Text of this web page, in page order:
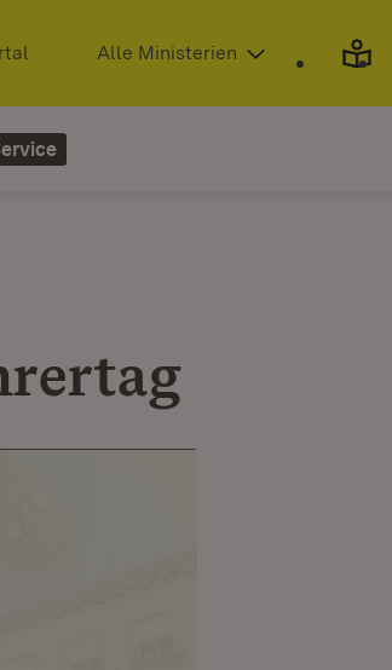
(Öffnet in neuem Fenster)
Alle Ministerien